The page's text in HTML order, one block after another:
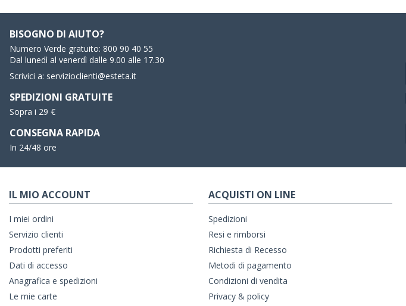
BISOGNO DI AIUTO?
Numero Verde gratuito: 800 90 40 55
Dal lunedì al venerdì dalle 9.00 alle 17.30
Scrivici a: servizioclienti@esteta.it
SPEDIZIONI GRATUITE
Sopra i 29 €
CONSEGNA RAPIDA
In 24/48 ore
IL MIO ACCOUNT
I miei ordini
Servizio clienti
Prodotti preferiti
Dati di accesso
Anagrafica e spedizioni
Le mie carte
ACQUISTI ON LINE
Spedizioni
Resi e rimborsi
Richiesta di Recesso
Metodi di pagamento
Condizioni di vendita
Privacy & policy